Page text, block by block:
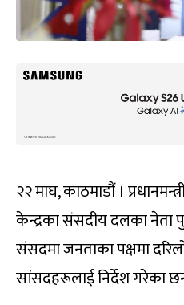
२२ माघ, काठमाडौं ।
केन्द्रका संसदीय दलका नेता
संसदमा जनताका पक्षमा
सांसदहरूलाई निर्देश गरेका